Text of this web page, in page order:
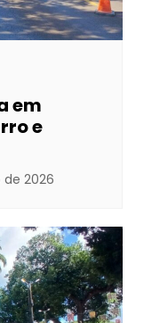
em
e
2026